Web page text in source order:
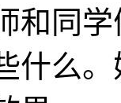
和同
什么